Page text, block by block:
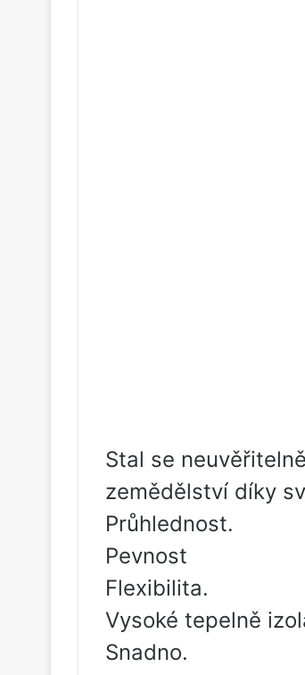
Stal se
zemědělství díky
Průhlednost.
Pevnost
Flexibilita.
Vysoké tepelně
Snadno.